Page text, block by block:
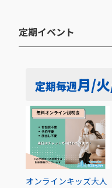
定期イベント​
定期毎週月/
オンラインキッズ大人